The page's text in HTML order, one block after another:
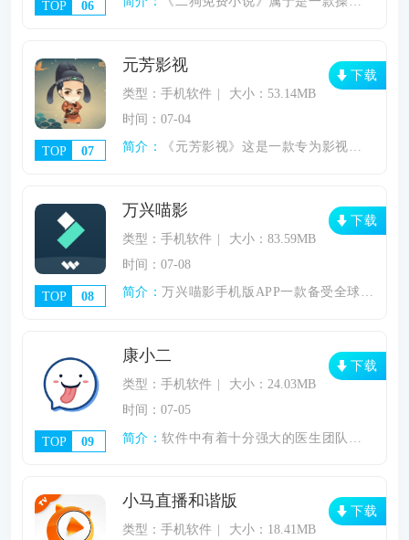
TOP 06
TOP 07
元芳影视
类型：手机软件
大小：53.14MB
时间：07-04
简介：
《元芳影视》这是一款专为影视爱好者打造的
下载
TOP 08
万兴喵影
类型：手机软件
大小：83.59MB
时间：07-08
简介：万兴喵影手机版APP一款备受全球用户好评
下载
TOP 09
康小二
类型：手机软件
大小：24.03MB
时间：07-05
简介：软件中有着十分强大的医生团队，多样化的软
下载
小马直播和谐版
类型：手机软件
大小：18.41MB
下载